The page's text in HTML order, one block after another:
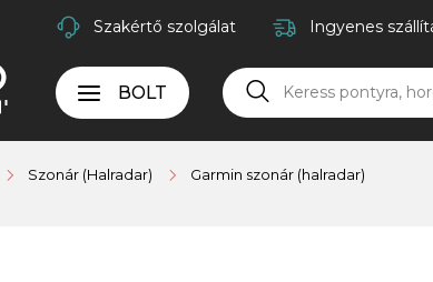
Szakértő szolgálat Ingyenes
BOLT
Szonár (Halradar) Garmin szonár (halradar)